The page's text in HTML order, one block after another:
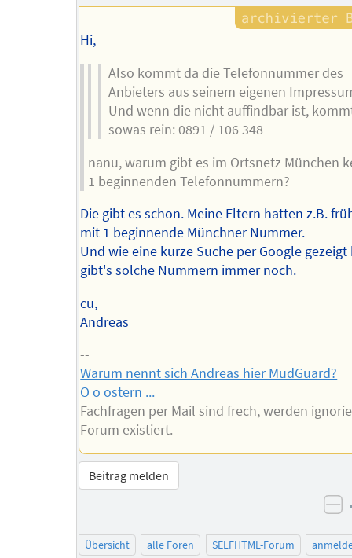
Hi,
Also kommt da die Telefonnummer des
Anbieters aus seinem eigenen
Und wenn die nicht auffindbar ist,
sowas rein: 0891 / 106 348
nanu, warum gibt es im Ortsnetz München
1 beginnenden Telefonnummern?
Die gibt es schon. Meine Eltern hatten z.B.
mit 1 beginnende Münchner Nummer.
Und wie eine kurze Suche per Google gezeigt
gibt's solche Nummern immer noch.
cu,
Andreas
--
Warum nennt sich Andreas hier MudGuard?
O o ostern ...
Fachfragen per Mail sind frech, werden
Forum existiert.
Beitrag melden
Übersicht alle Foren SELFHTML-Forum